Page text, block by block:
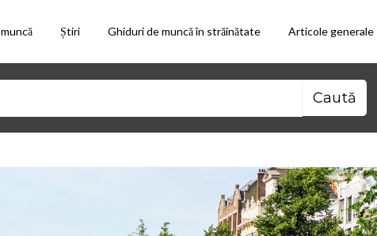
Știri Ghiduri de muncă în străinătate Articole generale